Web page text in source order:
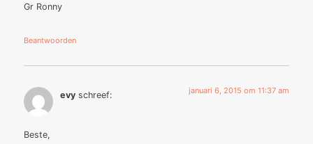
Gr Ronny
Beantwoorden
evy schreef: januari 6, 2015 om 11:37 am
Beste,